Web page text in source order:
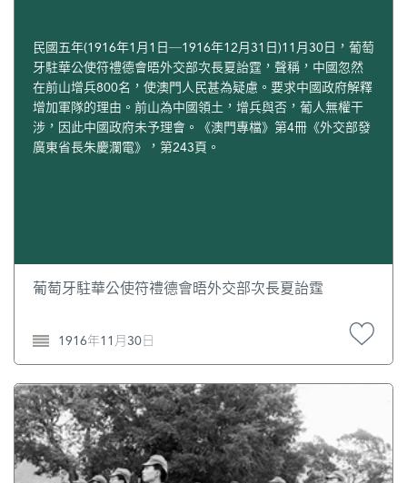
民國五年(1916年1月1日─1916年12月31日)11月30日，葡萄
牙駐華公使符禮德會晤外交部次長夏詒霆，聲稱，中國忽然
在前山增兵800名，使澳門人民甚為疑慮。要求中國政府解釋
增加軍隊的理由。前山為中國領土，增兵與否，葡人無權干
涉，因此中國政府未予理會。《澳門專檔》第4冊《外交部發
廣東省長朱慶瀾電》，第243頁。
葡萄牙駐華公使符禮德會晤外交部次長夏詒霆
1916年11月30日